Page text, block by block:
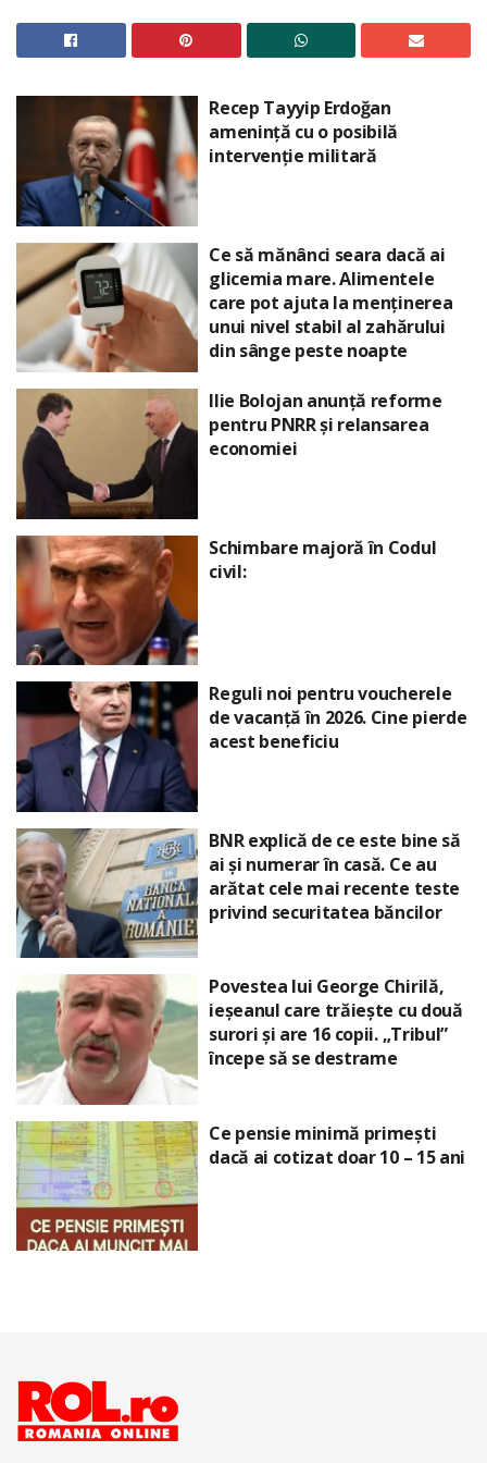
Recep Tayyip Erdoğan
amenință cu o posibilă
intervenție militară
Ce să mănânci seara dacă ai
glicemia mare. Alimentele
care pot ajuta la menținerea
unui nivel stabil al zahărului
din sânge peste noapte
Ilie Bolojan anunță reforme
pentru PNRR și relansarea
economiei
Schimbare majoră în Codul
civil:
Reguli noi pentru voucherele
de vacanță în 2026. Cine pierde
acest beneficiu
BNR explică de ce este bine să
ai și numerar în casă. Ce au
arătat cele mai recente teste
privind securitatea băncilor
Povestea lui George Chirilă,
ieșeanul care trăiește cu două
surori și are 16 copii. „Tribul”
începe să se destrame
Ce pensie minimă primești
dacă ai cotizat doar 10 – 15 ani